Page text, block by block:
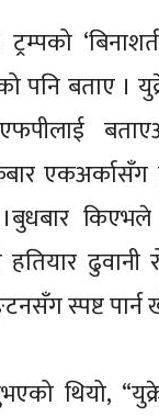
पनि बताए ।
एकअर्कासँग
किएभले
ढुवानी
स्पष्ट पार्न
थियो,